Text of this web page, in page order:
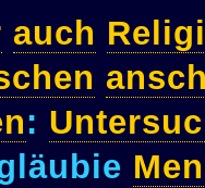
auch
: